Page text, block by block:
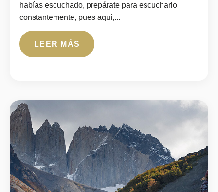
habías escuchado, prepárate para escucharlo
constantemente, pues aquí,...
LEER MÁS